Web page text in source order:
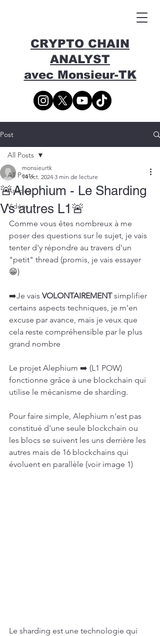
CRYPTO CHAIN
ANALYST
avec Monsieur-TK
Post
All Posts
Articles
Vidéos
All Posts
🚨Alephium - Le Sharding
Vs autres L1🚨
monsieurtk
14 oct. 2024 3 min de lecture
Comme vous êtes nombreux à me
poser des questions sur le sujet, je vais
tenter d'y répondre au travers d'un
"petit" thread (promis, je vais essayer
😁)
➡️Je vais VOLONTAIREMENT simplifier
certains aspects techniques, je m'en
excuse par avance, mais je veux que
cela reste compréhensible par le plus
grand nombre
Le projet Alephium ➡️ (L1 POW)
fonctionne grâce à une blockchain qui
utilise le mécanisme de sharding.
Pour faire simple, Alephium n'est pas
constitué d'une seule blockchain ou
les blocs se suivent les uns derrière les
autres mais de 16 blockchains qui
évoluent en parallèle (voir image 1)
Le sharding est une technologie qui